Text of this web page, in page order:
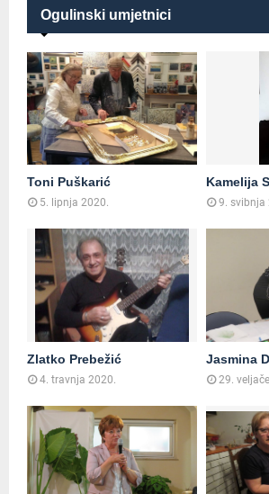
Ogulinski umjetnici
Toni Puškarić
5. lipnja 2020.
Kamelija
9. svibnja
Zlatko Prebežić
4. travnja 2020.
Jasmina
29.